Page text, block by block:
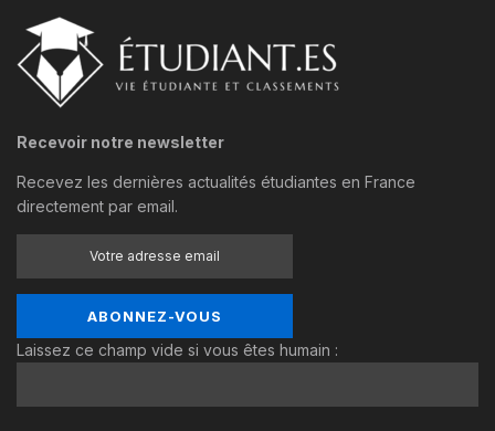
Recevoir notre newsletter
Recevez les dernières actualités étudiantes en France
directement par email.
Laissez ce champ vide si vous êtes humain :